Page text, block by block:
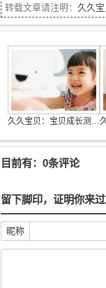
转载文章请注明： 久久
久久宝贝：宝贝成长测量日记（二）
目前有：0条评论
留下脚印，证明你来
昵称